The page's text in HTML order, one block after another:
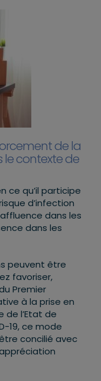
de la
contexte de
ce qu’il participe
d’infection
dans les
dans les
peuvent être
favoriser,
Premier
à la prise en
l’Etat de
19, ce mode
concilié avec